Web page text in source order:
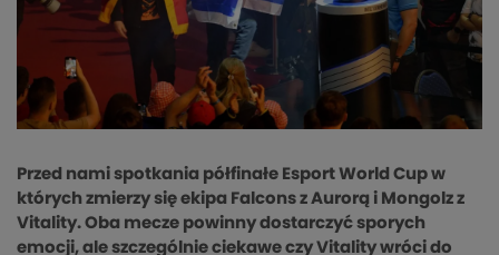
Przed nami spotkania półfinałe Esport World Cup w
których zmierzy się ekipa Falcons z Aurorą i Mongolz z
Vitality. Oba mecze powinny dostarczyć sporych
emocji, ale szczególnie ciekawe czy Vitality wróci do